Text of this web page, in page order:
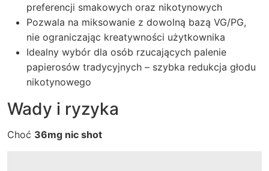
preferencji smakowych oraz nikotynowych
Pozwala na miksowanie z dowolną bazą VG/PG,
nie ograniczając kreatywności użytkownika
Idealny wybór dla osób rzucających palenie
papierosów tradycyjnych – szybka redukcja głodu
nikotynowego
Wady i ryzyka
Choć 36mg nic shot